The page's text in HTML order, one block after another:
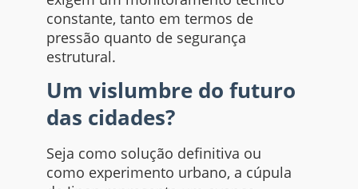
constante, tanto em termos de
pressão quanto de segurança
estrutural.
Um vislumbre do futuro
das cidades?
Seja como solução definitiva ou
como experimento urbano, a cúpula